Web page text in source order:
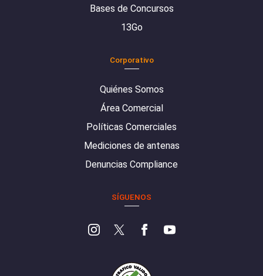
Bases de Concursos
13Go
Corporativo
Quiénes Somos
Área Comercial
Políticas Comerciales
Mediciones de antenas
Denuncias Compliance
SÍGUENOS